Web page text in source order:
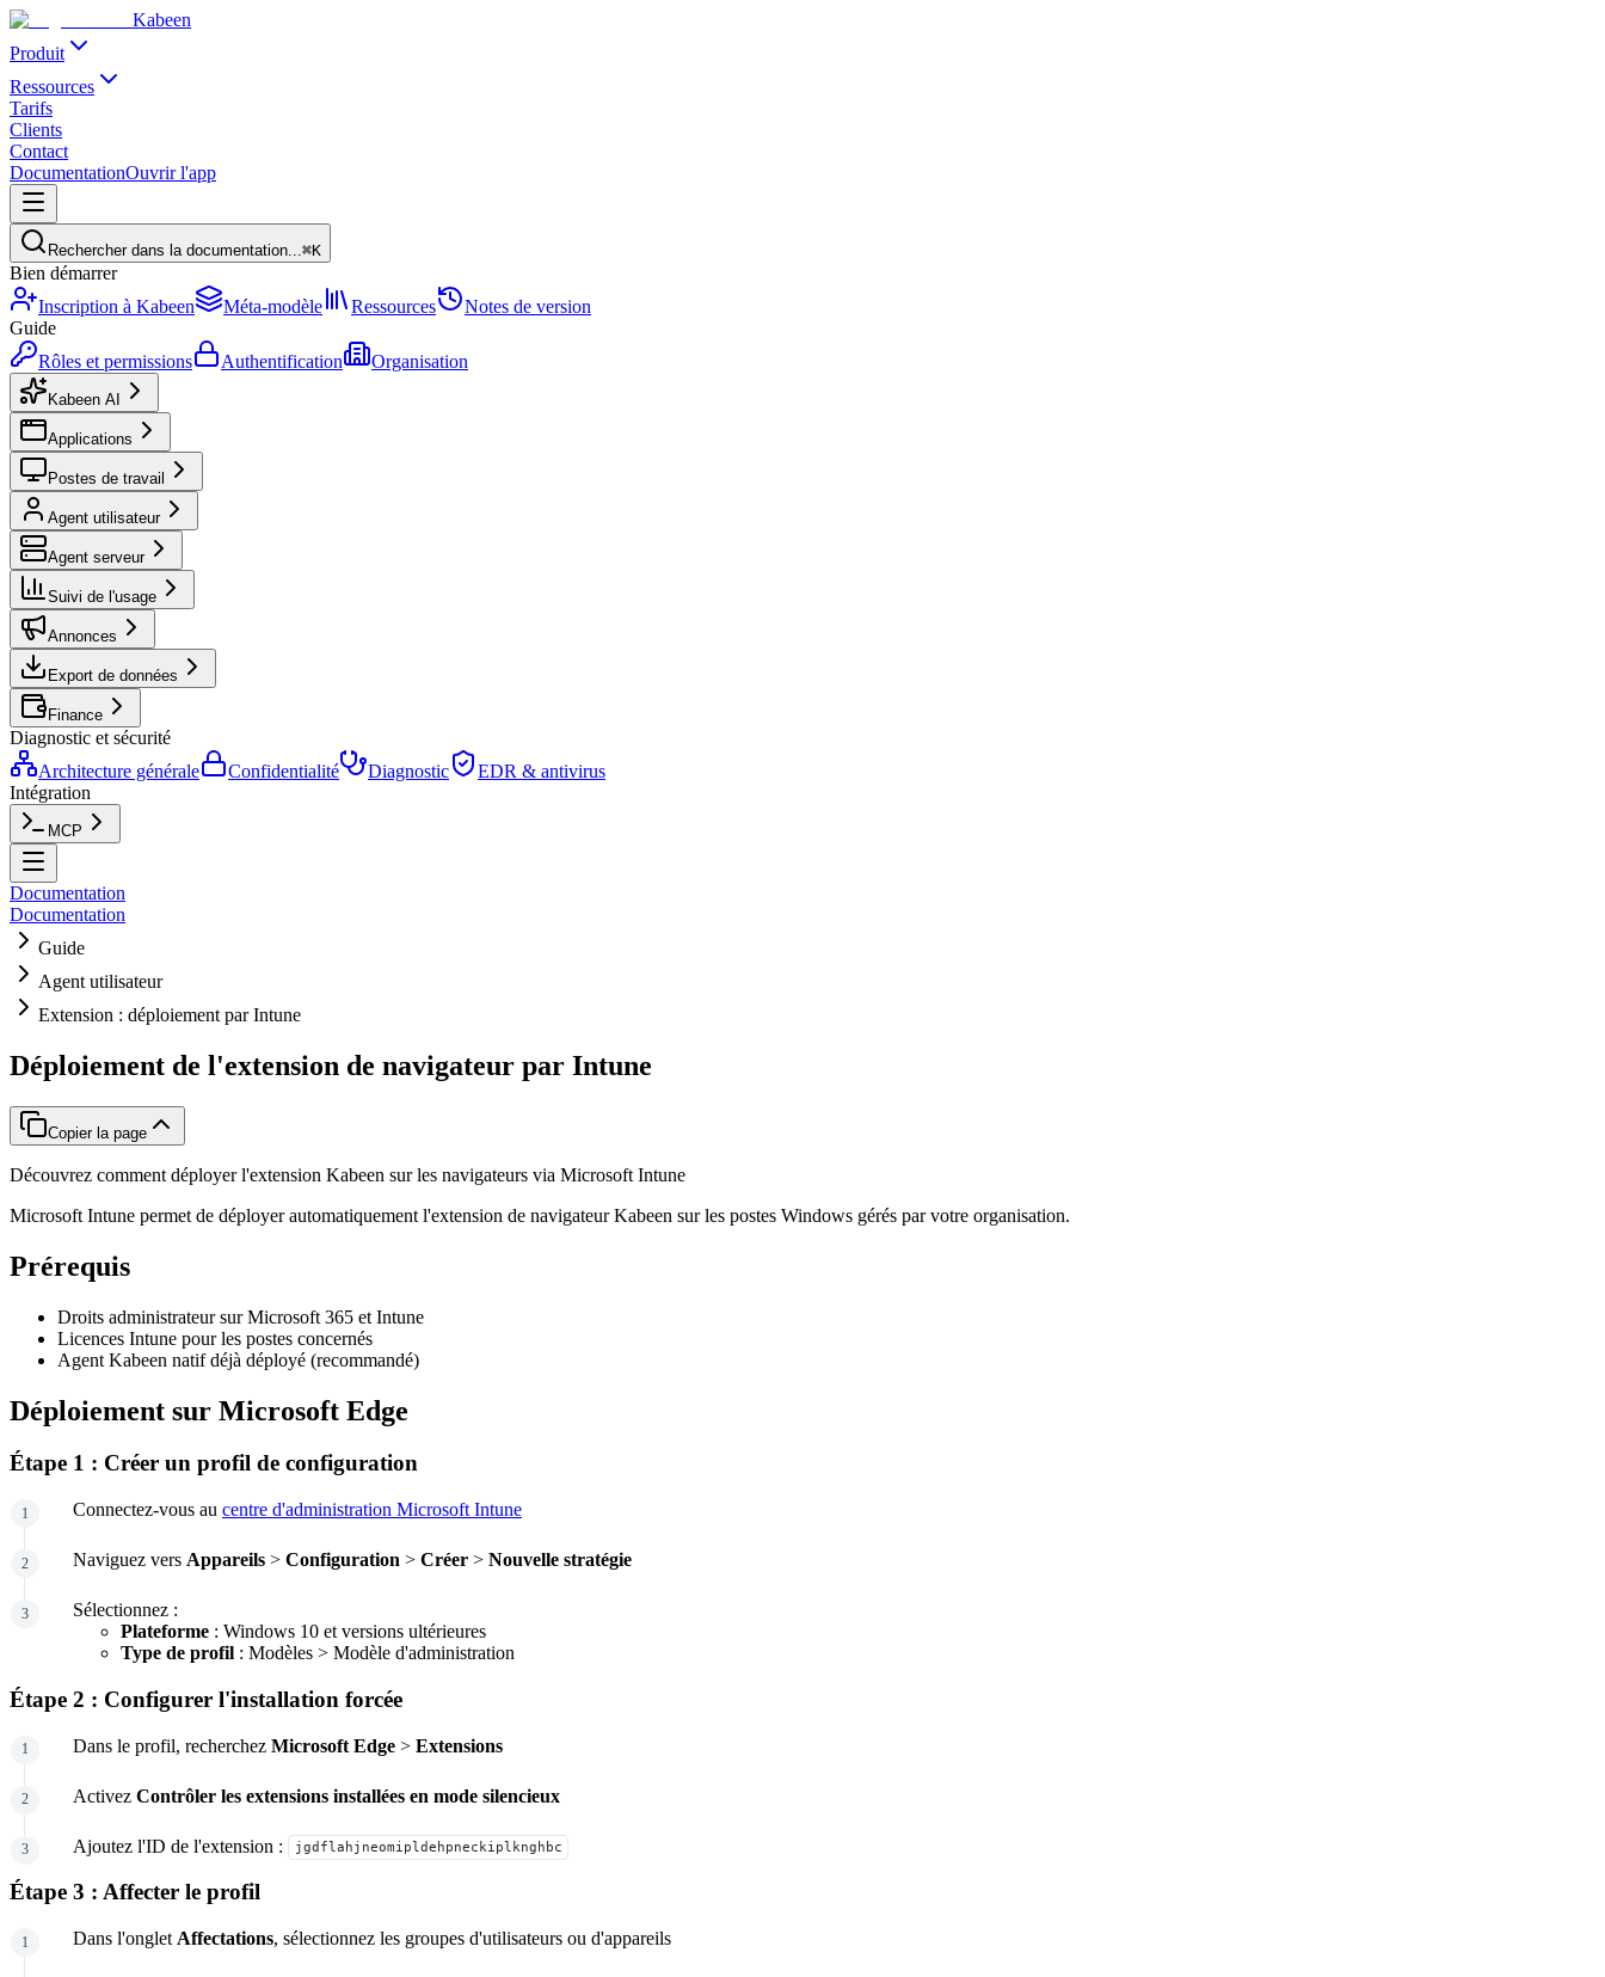
Kabeen
Produit
Ressources
Tarifs
Clients
Contact
DocumentationOuvrir l'app
Rechercher dans la documentation...⌘K
Bien démarrer
Inscription à Kabeen
Méta-modèle Ressources
Notes de version
Guide
Rôles et permissions
Authentification Organisation
Kabeen AI
Applications
Postes de travail
Agent utilisateur
Agent serveur
Suivi de l'usage
Annonces
Export de données
Finance
Diagnostic et sécurité
Architecture générale
Confidentialité Diagnostic
EDR & antivirus
Intégration
MCP
Documentation
Documentation
Guide
Agent utilisateur
Extension : déploiement par Intune
Déploiement de l'extension de navigateur par Intune
Copier la page
Découvrez comment déployer l'extension Kabeen sur les navigateurs via Microsoft Intune
Microsoft Intune permet de déployer automatiquement l'extension de navigateur Kabeen sur les postes Windows gérés par votre organisation.
Prérequis
Droits administrateur sur Microsoft 365 et Intune
Licences Intune pour les postes concernés
Agent Kabeen natif déjà déployé (recommandé)
Déploiement sur Microsoft Edge
Étape 1 : Créer un profil de configuration
Connectez-vous au centre d'administration Microsoft Intune
Naviguez vers Appareils > Configuration > Créer > Nouvelle stratégie
Sélectionnez :
Plateforme : Windows 10 et versions ultérieures
Type de profil : Modèles > Modèle d'administration
Étape 2 : Configurer l'installation forcée
Dans le profil, recherchez Microsoft Edge > Extensions
Activez Contrôler les extensions installées en mode silencieux
Ajoutez l'ID de l'extension : jgdflahjneomipldehpneckiplknghbc
Étape 3 : Affecter le profil
Dans l'onglet Affectations, sélectionnez les groupes d'utilisateurs ou d'appareils